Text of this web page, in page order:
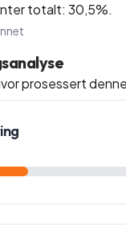
totalt: 30,5%.
prosessert